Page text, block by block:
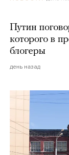
Путин
которого в
блогеры
день назад